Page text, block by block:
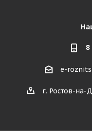
8
e-
г. Ростов-на-